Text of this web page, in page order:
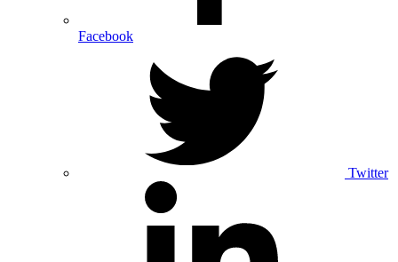
Facebook
Twitter